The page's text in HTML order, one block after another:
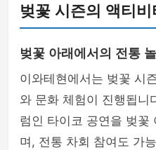
벚꽃 시즌의 액티비
벚꽃 아래에서의 전통 놀
이와테현에서는 벚꽃 시
와 문화 체험이 진행됩니
럼인 타이코 공연을 벚꽃
며, 전통 차회 참여도 가